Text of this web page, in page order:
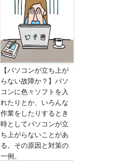
【パソコンが立ち上が
らない故障か？】パソ
コンに色々ソフトを入
れたりとか、いろんな
作業をしたりするとき
時としてパソコンが立
ち上がらないことがあ
る。その原因と対策の
一例。